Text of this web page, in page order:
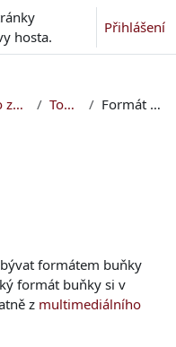
hosta.
Přihlášení
Počítačové minimum pro začátečníky Topic 5 Formát buňek
formátem buňky
formát buňky si v
z multimediálního